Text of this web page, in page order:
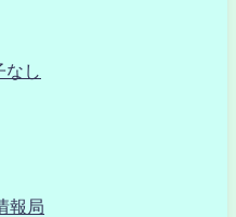
なし
報局